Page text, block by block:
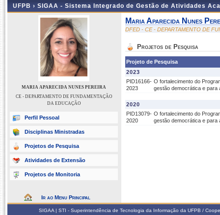
UFPB › SIGAA - Sistema Integrado de Gestão de Atividades
MARIA APARECIDA NUNES PEREIRA
CE - DEPARTAMENTO DE FUNDAMENTAÇÃO
DA EDUCAÇÃO
Perfil Pessoal
Disciplinas Ministradas
Projetos de Pesquisa
Atividades de Extensão
Projetos de Monitoria
Ir ao Menu Principal
Maria Aparecida Nunes
DFED - CE - DEPARTAMENTO DE
Projetos de Pesquisa
Projeto de Pesquisa
2023
PID16166-
2023
O fortalecimento do
gestão democrática e para
2020
PID13079-
2020
O fortalecimento do
gestão democrática e para
SIGAA | STI - Superintendência de Tecnologia da Informação da UFPB /